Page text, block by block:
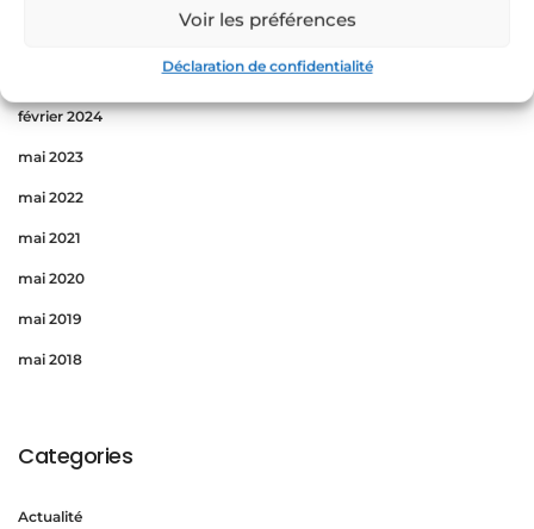
Voir les préférences
Déclaration de confidentialité
février 2024
mai 2023
mai 2022
mai 2021
mai 2020
mai 2019
mai 2018
Categories
Actualité